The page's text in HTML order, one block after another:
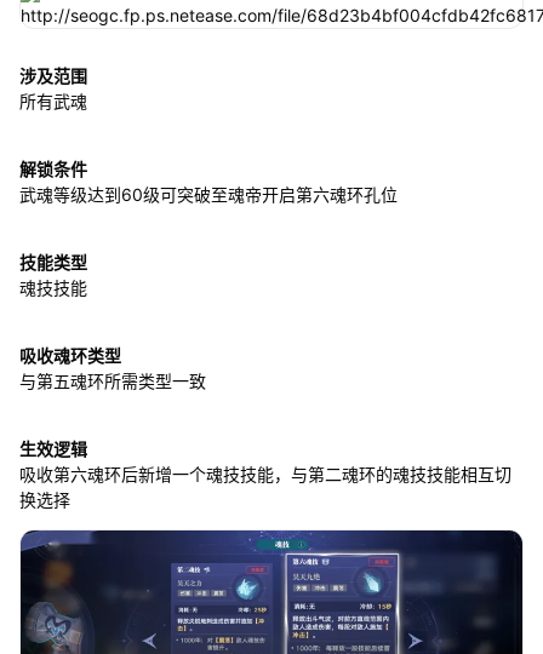
涉及范围
所有武魂
解锁条件
武魂等级达到60级可突破至魂帝开启第六魂环孔位
技能类型
魂技技能
吸收魂环类型
与第五魂环所需类型一致
生效逻辑
吸收第六魂环后新增一个魂技技能，与第二魂环的魂技技能相互切
换选择